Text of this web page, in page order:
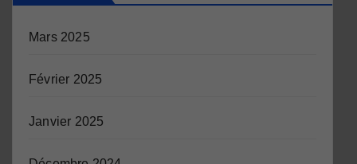
Mars 2025
Février 2025
Janvier 2025